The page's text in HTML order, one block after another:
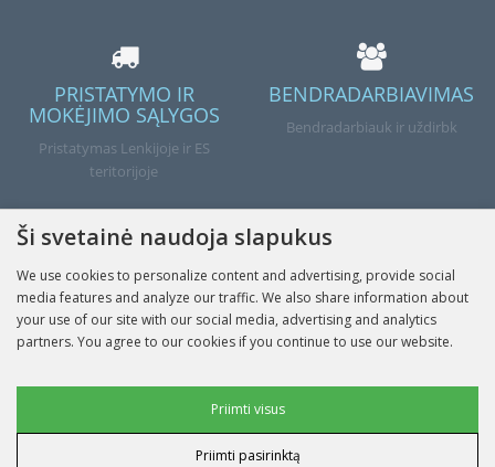
PRISTATYMO IR
MOKĖJIMO SĄLYGOS
Pristatymas Lenkijoje ir ES
teritorijoje
BENDRADARBIAVIMAS
Bendradarbiauk ir uždirbk
Atlikta
Ši svetainė naudoja slapukus
We use cookies to personalize content and advertising, provide social
media features and analyze our traffic. We also share information about
your use of our site with our social media, advertising and analytics
partners. You agree to our cookies if you continue to use our website.
Vartotojo duomenų slapukai
Priimti visus
Priimti pasirinktą